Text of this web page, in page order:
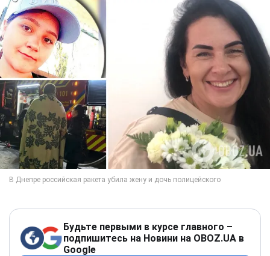
Будьте первыми в курсе главного –
подпишитесь на Новини на OBOZ.UA в
Google